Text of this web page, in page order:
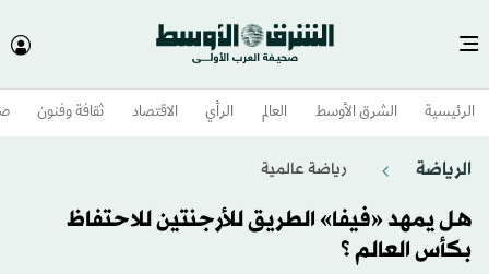
الرئيسية الشرق الأوسط​ العالم الرأي الاقتصاد ثقافة وفنون
الرياضة رياضة عالمية
هل يمهد «فيفا» الطريق للأرجنتين للاحتفاظ
بكأس العالم ؟